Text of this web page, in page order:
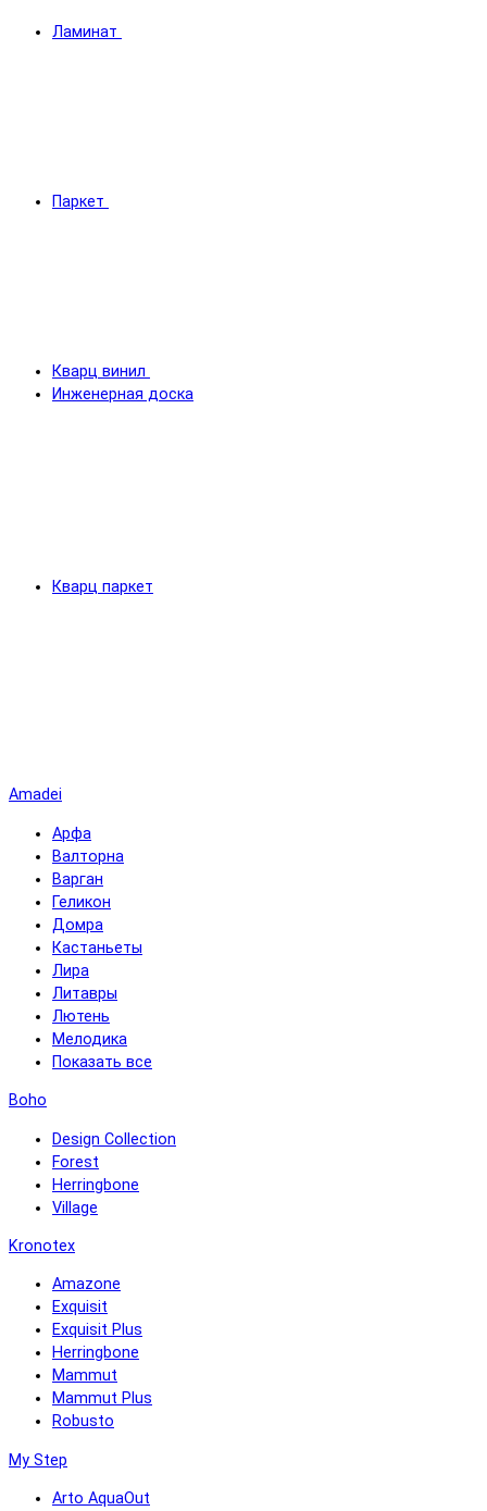
Ламинат
Паркет
Кварц винил
Инженерная доска
Кварц паркет
Amadei
Арфа
Валторна
Варган
Геликон
Домра
Кастаньеты
Лира
Литавры
Лютень
Мелодика
Показать все
Boho
Design Collection
Forest
Herringbone
Village
Kronotex
Amazone
Exquisit
Exquisit Plus
Herringbone
Mammut
Mammut Plus
Robusto
My Step
Arto AquaOut